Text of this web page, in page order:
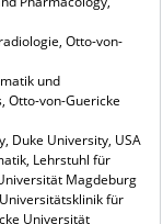
Otto-von-
und
Otto-von-Guericke
Duke University, USA
Lehrstuhl für
Magdeburg
für
Universität